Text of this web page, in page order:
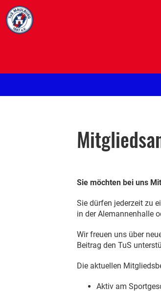
Sie möchten bei uns
Sie dürfen jederzeit zu
in der Alemannenhalle
Wir freuen uns über
Beitrag den TuS
Die aktuellen
Aktiv am